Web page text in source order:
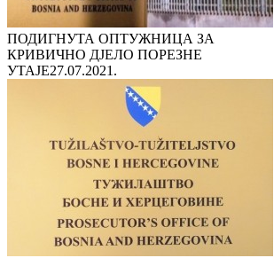
ПОДИГНУТА ОПТУЖНИЦА ЗА
КРИВИЧНО ДЈЕЛО ПОРЕЗНЕ
УТАЈЕ27.07.2021.